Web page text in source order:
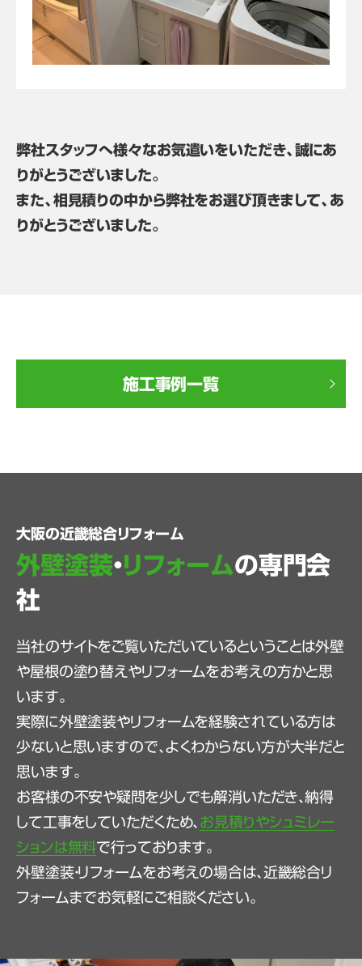
弊社スタッフへ様々なお気遣いをいただき、誠にあ
りがとうございました。
また、相見積りの中から弊社をお選び頂きまして、あ
りがとうございました。
施工事例一覧
大阪の近畿総合リフォーム
外壁塗装・リフォームの専門会
社
当社のサイトをご覧いただいているということは外壁
や屋根の塗り替えやリフォームをお考えの方かと思
います。
実際に外壁塗装やリフォームを経験されている方は
少ないと思いますので、よくわからない方が大半だと
思います。
お客様の不安や疑問を少しでも解消いただき、納得
して工事をしていただくため、 お見積りやシュミレー
ションは無料で行っております。
外壁塗装・リフォームをお考えの場合は、近畿総合リ
フォームまでお気軽にご相談ください。